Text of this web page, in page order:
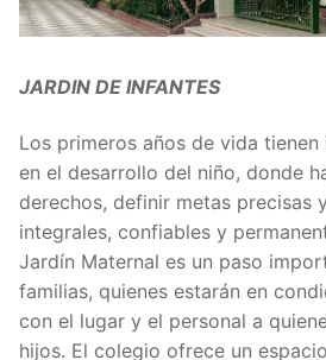
JARDIN DE INFANTES
Los primeros años de vida
en el desarrollo del niño, donde
derechos, definir metas precisas
integrales, confiables y
Jardín Maternal es un paso
familias, quienes estarán en
con el lugar y el personal a
hijos. El colegio ofrece un